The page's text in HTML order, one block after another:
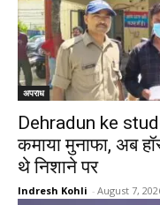
अपराध
Dehradun ke
कमाया मुनाफा, अब
थे निशाने पर
Indresh Kohli - August 7,